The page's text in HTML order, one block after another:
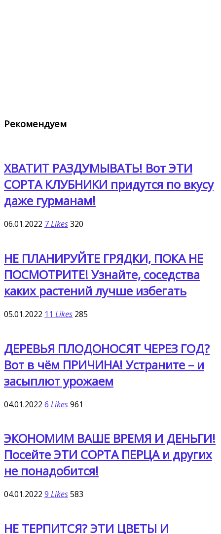
Рекомендуем
ХВАТИТ РАЗДУМЫВАТЬ! Вот ЭТИ
СОРТА КЛУБНИКИ придутся по вкусу
даже гурманам!
06.01.2022 7Likes320
НЕ ПЛАНИРУЙТЕ ГРЯДКИ, ПОКА НЕ
ПОСМОТРИТЕ! Узнайте, соседства
каких растений лучше избегать
05.01.2022 11 Likes 285
ДЕРЕВЬЯ ПЛОДОНОСЯТ ЧЕРЕЗ ГОД?
Вот в чём ПРИЧИНА! Устраните – и
засыплют урожаем
04.01.2022 6 Likes961
ЭКОНОМИМ ВАШЕ ВРЕМЯ И ДЕНЬГИ!
Посейте ЭТИ СОРТА ПЕРЦА и других
не понадобится!
04.01.2022 9 Likes583
НЕ ТЕРПИТСЯ? ЭТИ ЦВЕТЫ И